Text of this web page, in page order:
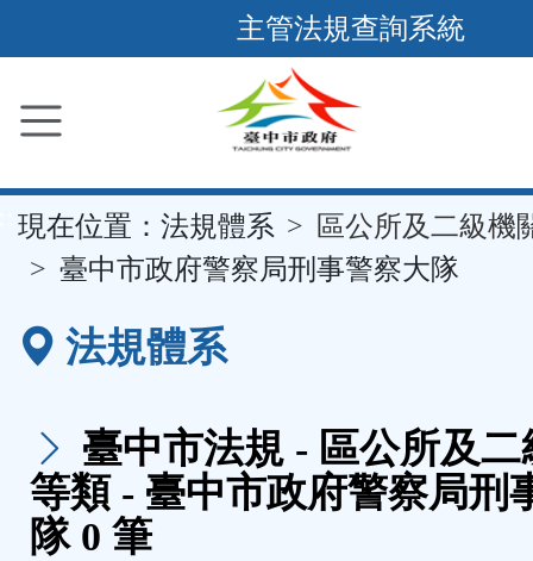
到
要
容
區
塊
主管法規查詢系統
現在位置： 法規體系
區公所及二級機
臺中市政府警察局刑事警察大隊
法規體系
臺中市法規 - 區公所及二
等類 - 臺中市政府警察局刑
隊 0 筆